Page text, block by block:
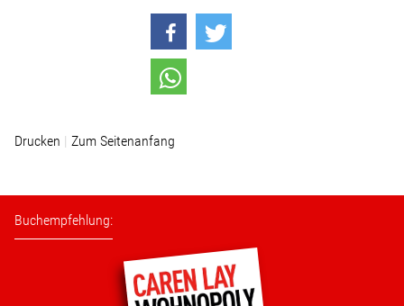
Presse
Pressebilder
Service
Stellenangebot
Drucken Zum Seitenanfang
Buchempfehlung: